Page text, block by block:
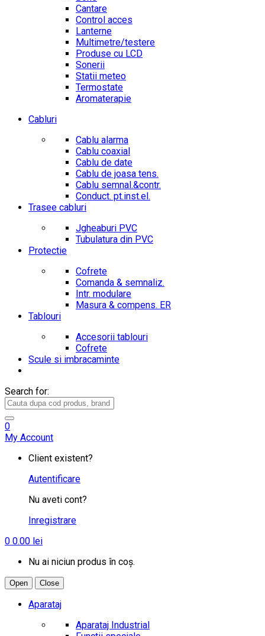
Cantare
Control acces
Lanterne
Multimetre/testere
Produse cu LCD
Sonerii
Statii meteo
Termostate
Aromaterapie
Cabluri
Cablu alarma
Cablu coaxial
Cablu de date
Cablu de joasa tens.
Cablu semnal.&contr.
Conduct. pt.inst.el.
Trasee cabluri
Jgheaburi PVC
Tubulatura din PVC
Protectie
Cofrete
Comanda & semnaliz.
Intr. modulare
Masura & compens. ER
Tablouri
Accesorii tablouri
Cofrete
Scule si imbracaminte
Search for:
0
My Account
Client existent?
Autentificare
Nu aveti cont?
Inregistrare
0 0.00 lei
Nu ai niciun produs în coș.
Open Close
Aparataj
Aparataj Industrial